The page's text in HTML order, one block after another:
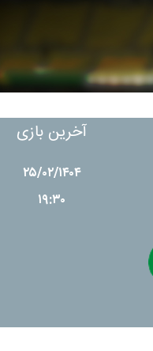
آخرین بازی
۲۵/۰۲/۱۴۰۴
۱۹:۳۰